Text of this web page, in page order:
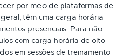
por meio de plataformas de
têm uma carga horária
presenciais. Para não
com carga horária de oito
em sessões de treinamento